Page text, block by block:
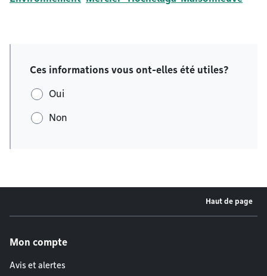
Ces informations vous ont-elles été utiles?
Oui
Non
Haut de page
Mon compte
Avis et alertes